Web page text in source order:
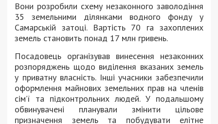
Вони розробили схему незаконного заволодіння
35 земельними ділянками водного фонду у
Самарській затоці. Вартість 70 га захоплених
земель становить понад 17 млн гривень.
Посадовець організував винесення незаконних
розпоряджень щодо виділення вказаних земель
у приватну власність. Інші учасники забезпечили
оформлення майнових земельних прав на членів
сім’ї та підконтрольних людей. У подальшому
обвинувачені планували змінити цільове
призначення земель та побудувати елітне